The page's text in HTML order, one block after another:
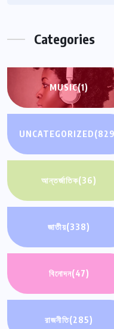
Categories
MUSIC(1)
UNCATEGORIZED
আন্তর্জাতিক(36)
জাতীয়(338)
বিনোদন(47)
রাজনীতি(285)